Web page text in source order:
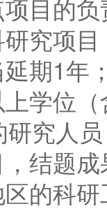
目的
究项
期1年
学位
究人
结题
的科